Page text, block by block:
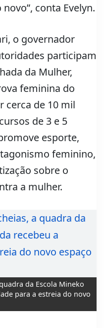
conta Evelyn.
o governador
participam
da Mulher,
feminina do
cerca de 10 mil
de 3 e 5
esporte,
feminino,
sobre o
a mulher.
da Escola Mineko
para a estreia do novo